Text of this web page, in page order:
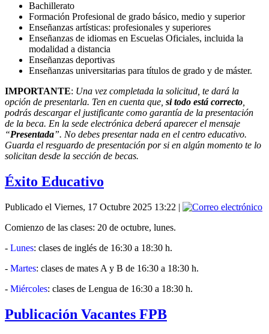
Bachillerato
Formación Profesional de grado básico, medio y superior
Enseñanzas artísticas: profesionales y superiores
Enseñanzas de idiomas en Escuelas Oficiales, incluida la
modalidad a distancia
Enseñanzas deportivas
Enseñanzas universitarias para títulos de grado y de máster.
IMPORTANTE: Una vez completada la solicitud, te dará la
opción de presentarla. Ten en cuenta que, si todo está correcto,
podrás descargar el justificante como garantía de la presentación
de la beca. En la sede electrónica deberá aparecer el mensaje
“Presentada”. No debes presentar nada en el centro educativo.
Guarda el resguardo de presentación por si en algún momento te lo
solicitan desde la sección de becas.
Éxito Educativo
Publicado el Viernes, 17 Octubre 2025 13:22 |
Comienzo de las clases: 20 de octubre, lunes.
- Lunes: clases de inglés de 16:30 a 18:30 h.
- Martes: clases de mates A y B de 16:30 a 18:30 h.
- Miércoles: clases de Lengua de 16:30 a 18:30 h.
Publicación Vacantes FPB